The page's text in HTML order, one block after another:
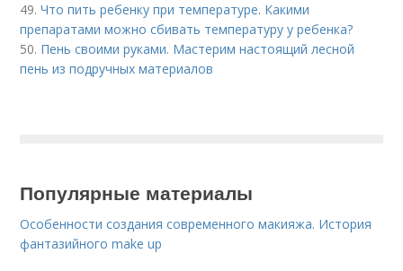
49.Что пить ребенку при температуре. Какими
препаратами можно сбивать температуру у ребенка?
50. Пень своими руками. Мастерим настоящий лесной
пень из подручных материалов
Популярные материалы
Особенности создания современного макияжа. История
фантазийного make up